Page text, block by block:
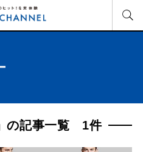
の記事一覧 1件